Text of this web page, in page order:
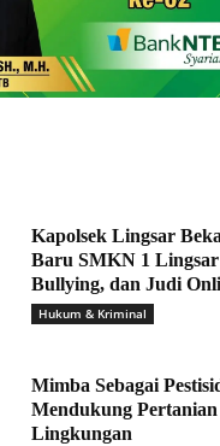
Kapolsek Lingsar
Baru SMKN 1
Bullying, dan Judi
Hukum & Kriminal
Mimba Sebagai
Mendukung Pertanian
Lingkungan